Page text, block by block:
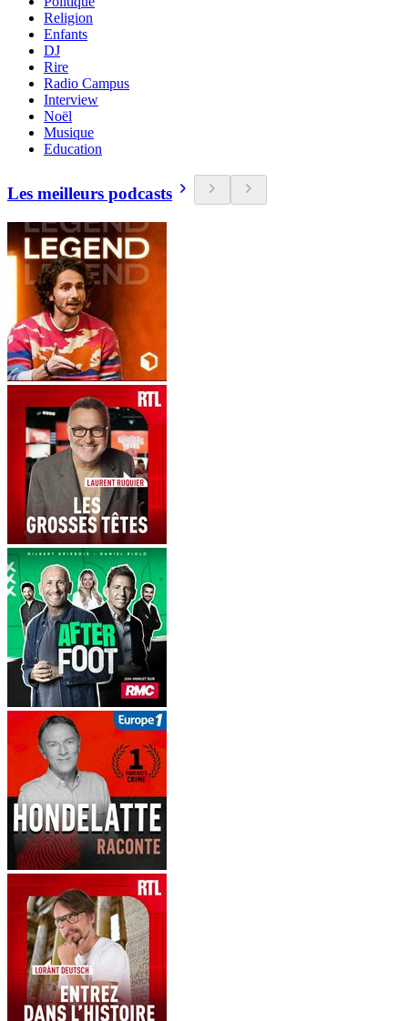
Religion
Enfants
DJ
Rire
Radio Campus
Interview
Noël
Musique
Education
Les meilleurs podcasts